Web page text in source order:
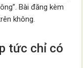
Bài đăng kèm
không.
tức chỉ có